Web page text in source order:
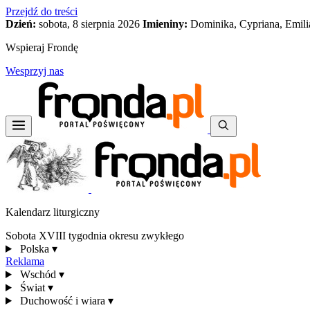
Przejdź do treści
Dzień: sobota, 8 sierpnia 2026 Imieniny: Dominika, Cypriana,
Wspieraj Frondę
Wesprzyj nas
Kalendarz liturgiczny
Sobota XVIII tygodnia okresu zwykłego
Polska ▾
Reklama
Wschód ▾
Świat ▾
Duchowość i wiara ▾